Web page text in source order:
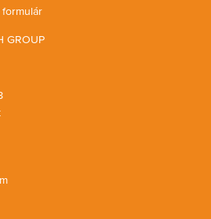
formulár
GROUP